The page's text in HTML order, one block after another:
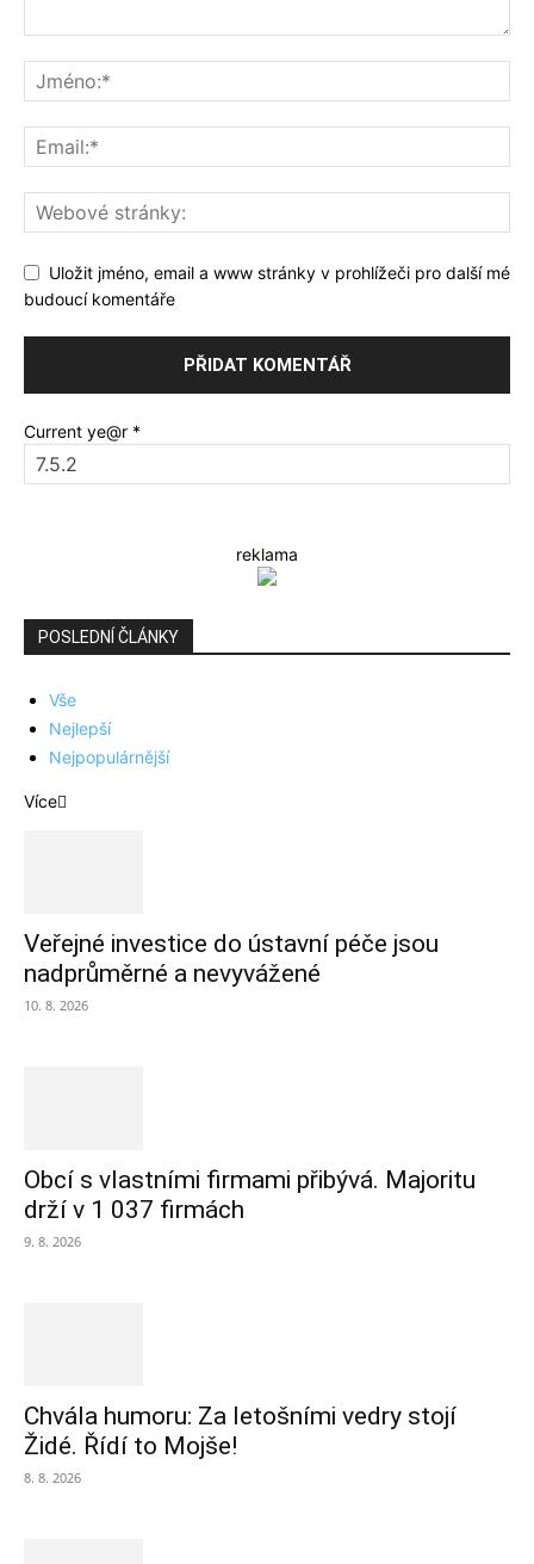
Uložit jméno, email a www stránky v prohlížeči pro další mé
budoucí komentáře
Current ye@r *
reklama
POSLEDNÍ ČLÁNKY
Vše
Nejlepší
Nejpopulárnější
Více
Veřejné investice do ústavní péče jsou
nadprůměrné a nevyvážené
10. 8. 2026
Obcí s vlastními firmami přibývá. Majoritu
drží v 1 037 firmách
9. 8. 2026
Chvála humoru: Za letošními vedry stojí
Židé. Řídí to Mojše!
8. 8. 2026